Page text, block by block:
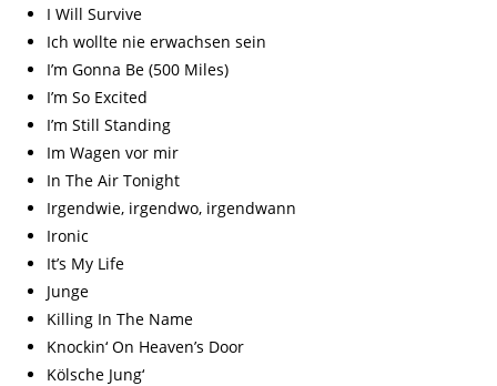
I Will Survive
Ich wollte nie erwachsen sein
I’m Gonna Be (500 Miles)
I’m So Excited
I’m Still Standing
Im Wagen vor mir
In The Air Tonight
Irgendwie, irgendwo, irgendwann
Ironic
It’s My Life
Junge
Killing In The Name
Knockin‘ On Heaven’s Door
Kölsche Jung‘